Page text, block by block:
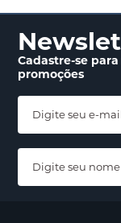
Cadastre-se
promoções